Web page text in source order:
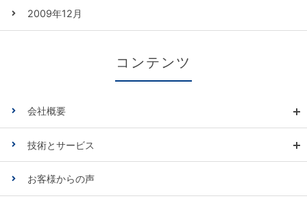
2009年12月
コンテンツ
会社概要
技術とサービス
お客様からの声